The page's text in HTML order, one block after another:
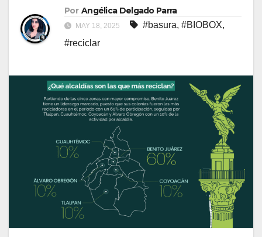
Por Angélica Delgado Parra
MAY 18, 2025 #basura, #BIOBOX,
#reciclar